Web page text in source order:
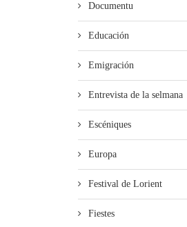
Documentu
Educación
Emigración
Entrevista de la selmana
Escéniques
Europa
Festival de Lorient
Fiestes